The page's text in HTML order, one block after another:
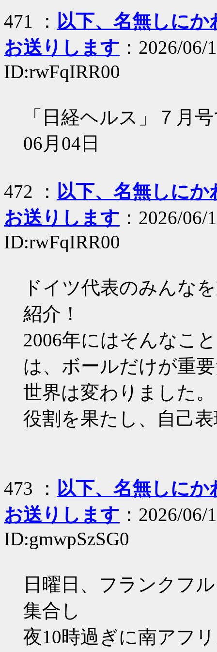
471 ： 以下、名無しに
お送りします ：2026/
ID:rwFqIRR00
「日経ヘルス」７月
06月04日
472 ： 以下、名無しに
お送りします ：2026/
ID:rwFqIRR00
ドイツ代表のみんな
紹介！
2006年にはそんなこ
は、ボールだけが重
世界は変わりました
役割を果たし、自己
473 ： 以下、名無しに
お送りします ：2026/
ID:gmwpSzSG0
日曜日、フランクフ
集合し
夜10時過ぎに南アフ